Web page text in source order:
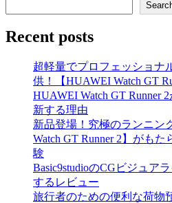
Recent posts
超軽量でプロフェッショナ
供！【HUAWEI Watch GT
HUAWEI Watch GT Runner
新する理由
新品登場！究極のランニン
Watch GT Runner 2】がも
験
Basic9studioのCGビジュア
するレビュー
旅行者のための便利な荷物